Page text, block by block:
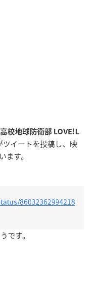
高校地球防衛部 LOVE!L
ツイートを投稿し、映
ます。
86032362994218
です。